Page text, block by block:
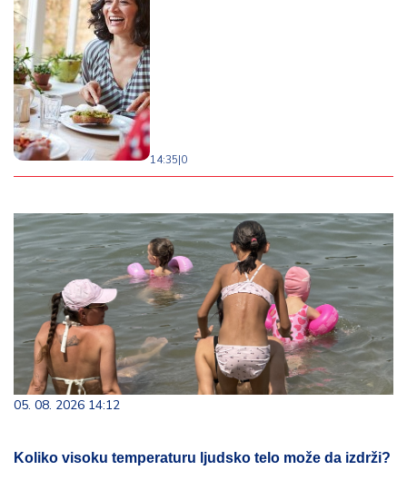
14:35|0
05. 08. 2026 14:12
Koliko visoku temperaturu ljudsko telo može da izdrži?